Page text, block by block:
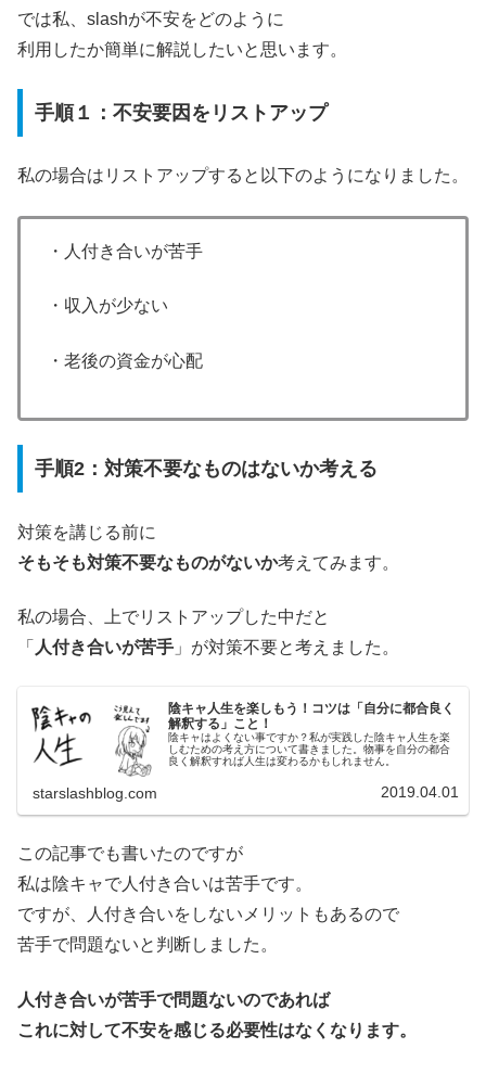
では私、slashが不安をどのように
利用したか簡単に解説したいと思います。
手順１：不安要因をリストアップ
私の場合はリストアップすると以下のようになりました。
・人付き合いが苦手
・収入が少ない
・老後の資金が心配
手順2：対策不要なものはないか考える
対策を講じる前に
そもそも対策不要なものがないか考えてみます。
私の場合、上でリストアップした中だと
「 人付き合いが苦手 」が対策不要と考えました。
陰キャ人生を楽しもう！コツは「自分に都合良く
解釈する」こと！
陰キャはよくない事ですか？私が実践した陰キャ人生を楽
しむための考え方について書きました。物事を自分の都合
良く解釈すれば人生は変わるかもしれません。
starslashblog.com 2019.04.01
この記事でも書いたのですが
私は陰キャで人付き合いは苦手です。
ですが、人付き合いをしないメリットもあるので
苦手で問題ないと判断しました。
人付き合いが苦手で問題ないのであれば
これに対して不安を感じる必要性はなくなります。